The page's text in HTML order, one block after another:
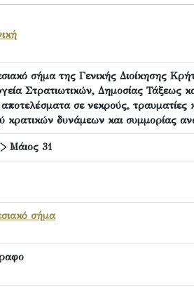
σήμα της Γενικής Διοίκησης
Στρατιωτικών, Δημοσίας Τάξεως
σε νεκρούς,
κρατικών δυνάμεων και συμμορίας
Μάιος 31
σήμα